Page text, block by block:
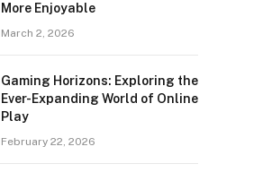
More Enjoyable
March 2, 2026
Gaming Horizons: Exploring the
Ever-Expanding World of Online
Play
February 22, 2026